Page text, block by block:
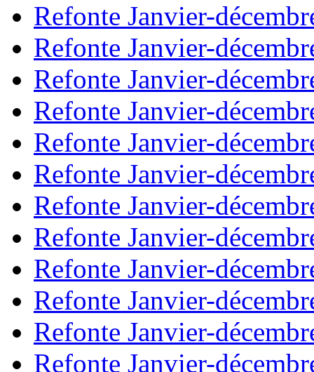
Refonte Janvier-
Refonte Janvier-
Refonte Janvier-
Refonte Janvier-
Refonte Janvier-
Refonte Janvier-
Refonte Janvier-
Refonte Janvier-
Refonte Janvier-
Refonte Janvier-
Refonte Janvier-
Refonte Janvier-